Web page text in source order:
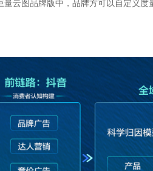
量云图品牌版中，品牌方可以自定义